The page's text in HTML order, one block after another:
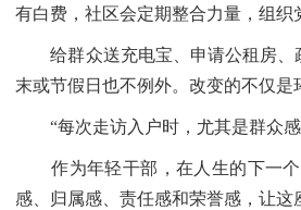
有白费，社区会定期整合力量，组
给群众送充电宝、申请公租房、
末或节假日也不例外。改变的不仅
“每次走访入户时，尤其是群众感
作为年轻干部，在人生的下一个8
感、归属感、责任感和荣誉感，让这